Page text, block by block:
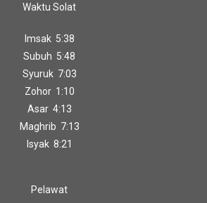
Waktu Solat
Imsak 5:38
Subuh 5:48
Syuruk 7:03
Zohor 1:10
Asar 4:13
Maghrib 7:13
Isyak 8:21
Pelawat